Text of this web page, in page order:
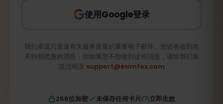
使用Google登录
我们承诺只发送有关服务质量的重要电子邮件。您还将收到有
关特别优惠的消息，但如果您不想收到这些消息，请给我们发
送注明至 support@esimfox.com
256位加密 未保存任何卡片 立即生效